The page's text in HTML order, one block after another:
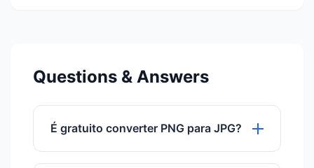
Questions & Answers
É gratuito converter PNG para JPG?
Sim, o nosso conversor de PNG para